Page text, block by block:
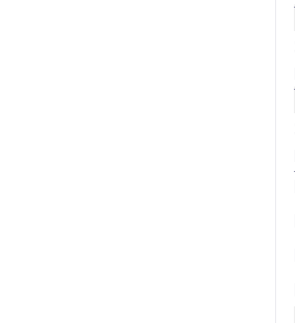
participantes estarán preparados
si tienes alguna pregunta o si
de ENX ® Asociación.
por parte del titular de la